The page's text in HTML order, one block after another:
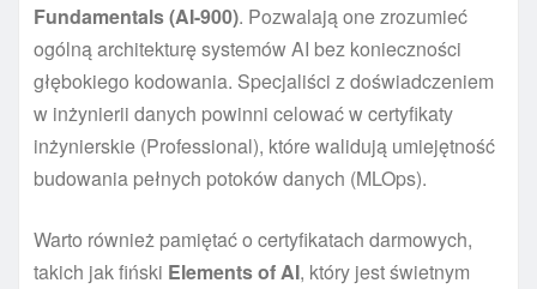
Fundamentals (AI-900). Pozwalają one zrozumieć
ogólną architekturę systemów AI bez konieczności
głębokiego kodowania. Specjaliści z doświadczeniem
w inżynierii danych powinni celować w certyfikaty
inżynierskie (Professional), które walidują umiejętność
budowania pełnych potoków danych (MLOps).
Warto również pamiętać o certyfikatach darmowych,
takich jak fiński Elements of AI, który jest świetnym